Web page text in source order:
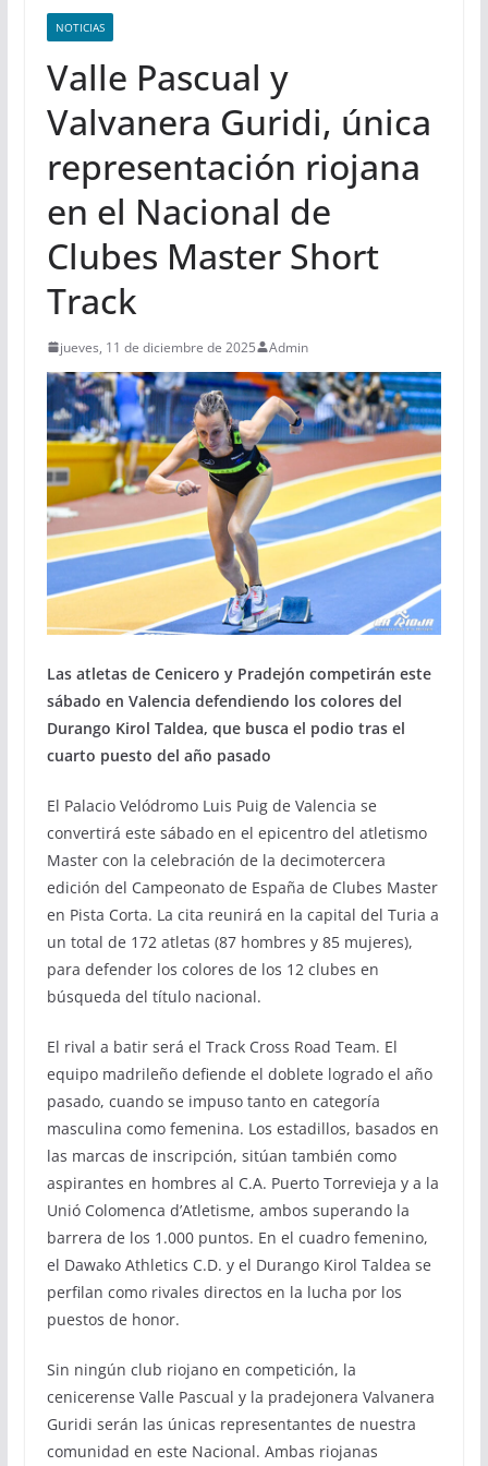
NOTICIAS
Valle Pascual y
Valvanera Guridi, única
representación riojana
en el Nacional de
Clubes Master Short
Track
jueves, 11 de diciembre de 2025 Admin
Las atletas de Cenicero y Pradejón competirán este
sábado en Valencia defendiendo los colores del
Durango Kirol Taldea, que busca el podio tras el
cuarto puesto del año pasado
El Palacio Velódromo Luis Puig de Valencia se
convertirá este sábado en el epicentro del atletismo
Master con la celebración de la decimotercera
edición del Campeonato de España de Clubes Master
en Pista Corta. La cita reunirá en la capital del Turia a
un total de 172 atletas (87 hombres y 85 mujeres),
para defender los colores de los 12 clubes en
búsqueda del título nacional.
El rival a batir será el Track Cross Road Team. El
equipo madrileño defiende el doblete logrado el año
pasado, cuando se impuso tanto en categoría
masculina como femenina. Los estadillos, basados en
las marcas de inscripción, sitúan también como
aspirantes en hombres al C.A. Puerto Torrevieja y a la
Unió Colomenca d’Atletisme, ambos superando la
barrera de los 1.000 puntos. En el cuadro femenino,
el Dawako Athletics C.D. y el Durango Kirol Taldea se
perfilan como rivales directos en la lucha por los
puestos de honor.
Sin ningún club riojano en competición, la
cenicerense Valle Pascual y la pradejonera Valvanera
Guridi serán las únicas representantes de nuestra
comunidad en este Nacional. Ambas riojanas